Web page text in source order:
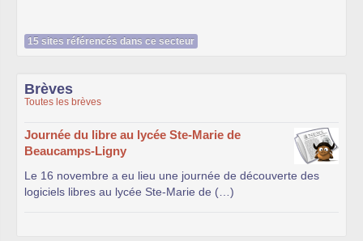
15 sites référencés dans ce secteur
Brèves
Toutes les brèves
Journée du libre au lycée Ste-Marie de
Beaucamps-Ligny
Le 16 novembre a eu lieu une journée de découverte des
logiciels libres au lycée Ste-Marie de (…)